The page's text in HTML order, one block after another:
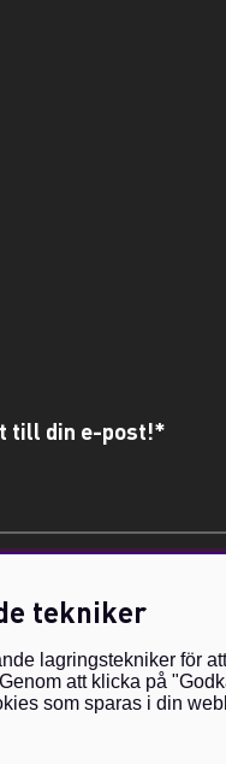
till din e-post!*
tekniker
lagringstekniker för
att klicka på
som sparas i din